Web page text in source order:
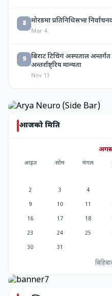
8 मोरङमा प्रतिनिधिसभा
Mar 4
9
बिराट टिचिगं अस्पताल अन्तर्गत रहेको विराट क्यान्सर इन्स्टिच्युटलाई
अन्तर्राष्ट्रिय मान्यता
Nov 13
आजको मिति
आइत सोम मंगल
2
3 4
9
10 11
16
17 18
23
24 25
30
31